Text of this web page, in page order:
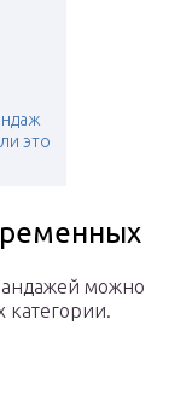
это
можно
категории.